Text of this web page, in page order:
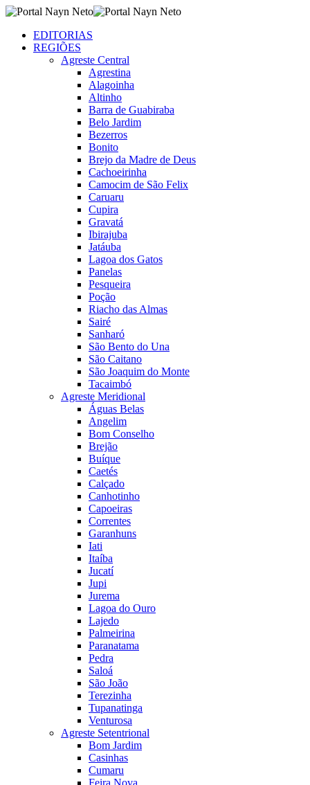
EDITORIAS
REGIÕES
Agreste Central
Agrestina
Alagoinha
Altinho
Barra de Guabiraba
Belo Jardim
Bezerros
Bonito
Brejo da Madre de Deus
Cachoeirinha
Camocim de São Felix
Caruaru
Cupira
Gravatá
Ibirajuba
Jatáuba
Lagoa dos Gatos
Panelas
Pesqueira
Poção
Riacho das Almas
Sairé
Sanharó
São Bento do Una
São Caitano
São Joaquim do Monte
Tacaimbó
Agreste Meridional
Águas Belas
Angelim
Bom Conselho
Brejão
Buíque
Caetés
Calçado
Canhotinho
Capoeiras
Correntes
Garanhuns
Iati
Itaíba
Jucatí
Jupi
Jurema
Lagoa do Ouro
Lajedo
Palmeirina
Paranatama
Pedra
Saloá
São João
Terezinha
Tupanatinga
Venturosa
Agreste Setentrional
Bom Jardim
Casinhas
Cumaru
Feira Nova